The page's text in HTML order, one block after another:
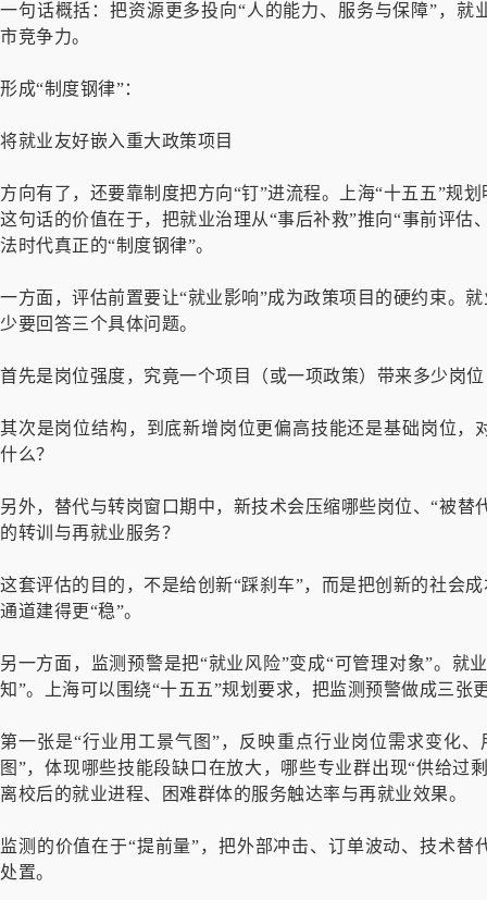
一句话概括：把资源更多投向“人的能力、服务与保障”，
市竞争力。
形成“制度钢律”：
将就业友好嵌入重大政策项目
方向有了，还要靠制度把方向“钉”进流程。上海“十五五”规
这句话的价值在于，把就业治理从“事后补救”推向“事前评
法时代真正的“制度钢律”。
一方面，评估前置要让“就业影响”成为政策项目的硬约束。
少要回答三个具体问题。
首先是岗位强度，究竟一个项目（或一项政策）带来多少岗
其次是岗位结构，到底新增岗位更偏高技能还是基础岗位
什么？
另外，替代与转岗窗口期中，新技术会压缩哪些岗位、“被替
的转训与再就业服务？
这套评估的目的，不是给创新“踩刹车”，而是把创新的社会
通道建得更“稳”。
另一方面，监测预警是把“就业风险”变成“可管理对象”。就
知”。上海可以围绕“十五五”规划要求，把监测预警做成三张
第一张是“行业用工景气图”，反映重点行业岗位需求变化
图”，体现哪些技能段缺口在放大，哪些专业群出现“供给过
离校后的就业进程、困难群体的服务触达率与再就业效果。
监测的价值在于“提前量”，把外部冲击、订单波动、技术
处置。